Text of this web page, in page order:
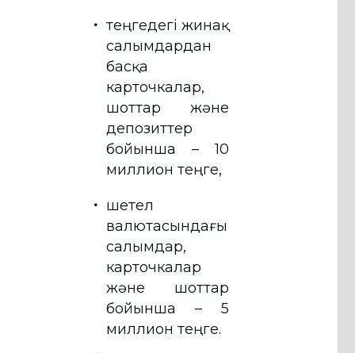
теңгедегі жинақ
салымдардан
басқа
карточкалар,
шоттар және
депозиттер
бойынша – 10
миллион теңге,
шетел
валютасындағы
салымдар,
карточкалар
және шоттар
бойынша – 5
миллион теңге.